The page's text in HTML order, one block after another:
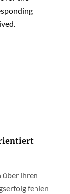
über ihren
fehlen